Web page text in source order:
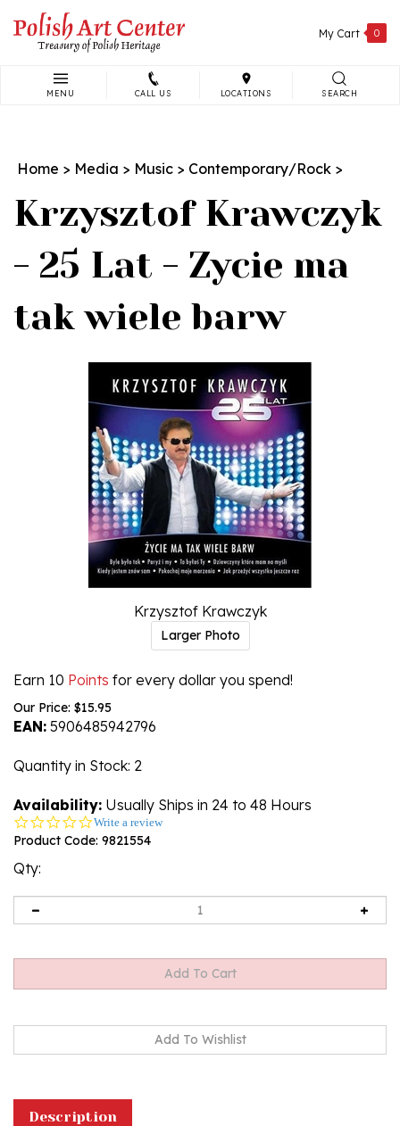
content
My Cart 0
MENU CALL US LOCATIONS SEARCH
Home > Media > Music > Contemporary/Rock >
Krzysztof Krawczyk
- 25 Lat - Zycie ma
tak wiele barw
Krzysztof Krawczyk
Larger Photo
Earn 10 Points for every dollar you spend!
Our Price: $15.95
EAN: 5906485942796
Quantity in Stock: 2
Availability: Usually Ships in 24 to 48 Hours
0.0
star
Write a review
Product Code: 9821554
Qty: